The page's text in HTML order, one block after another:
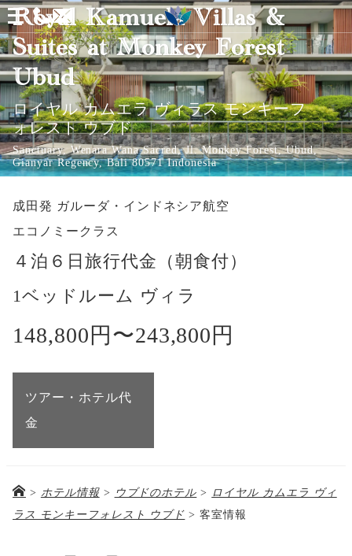
メ
ニ
ュ
ー
を
開
く
Royal Kamuela Villas &
Suites at Monkey Forest
Ubud
ロイヤル カムエラ ヴィラス モンキーフ
ォレスト ウブド
Sanctuary, Wenara Wana Sacred, Jl. Monkey Forest, Ubud,
Gianyar Regency, Bali 80571 Indonesia
成田発 ガルーダ・インドネシア航空
エコノミークラス
４泊６日旅行代金（朝食付）
1ベッドルーム ヴィラ
148,800円〜243,800円
ツアー・ホテル代
金
> ホテル情報> ウブドのホテル > ロイヤル カムエラ ヴィ
ラス モンキーフォレスト ウブド >客室情報